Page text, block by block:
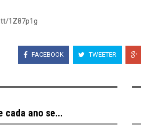
1Z87p1g
FACEBOOK TWEETER
cada ano se...